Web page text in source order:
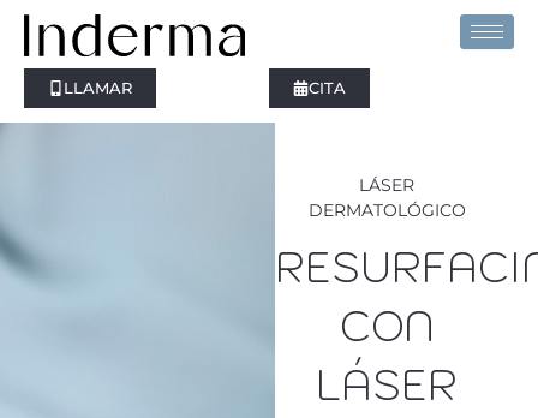
contenido
LLAMAR CITA
LÁSER
DERMATOLÓGICO
CON
LÁSER